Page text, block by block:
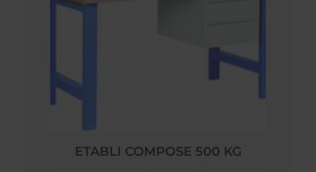
ETABLI COMPOSE 500 KG